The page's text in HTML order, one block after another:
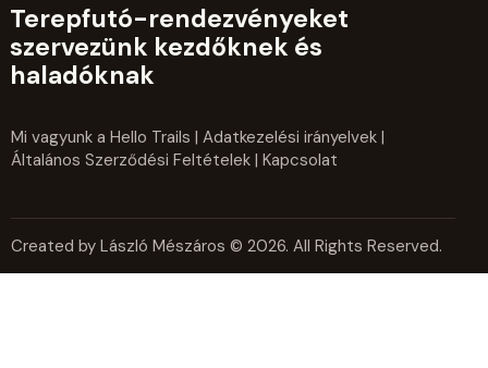
Terepfutó-rendezvényeket
szervezünk kezdőknek és
haladóknak
Mi vagyunk a Hello Trails | Adatkezelési irányelvek |
Általános Szerződési Feltételek | Kapcsolat
Created by László Mészáros © 2026. All Rights Reserved.